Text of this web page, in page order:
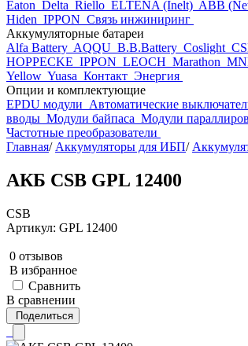
Eaton Delta Riello ELTENA (Inelt) ABB
Hiden IPPON Связь инжиниринг
Аккумуляторные батареи
Alfa Battery AQQU B.B.Battery Coslight
HOPPECKE IPPON LEOCH Marathon
Yellow Yuasa Контакт Энергия
Опции и комплектующие
EPDU модули Автоматические
вводы Модули байпаса Модули
Частотные преобразователи
Главная/ Аккумуляторы для ИБП/
АКБ CSB GPL 12400
CSB
Артикул: GPL 12400
0 отзывов
В избранное
Сравнить
В сравнении
Поделиться